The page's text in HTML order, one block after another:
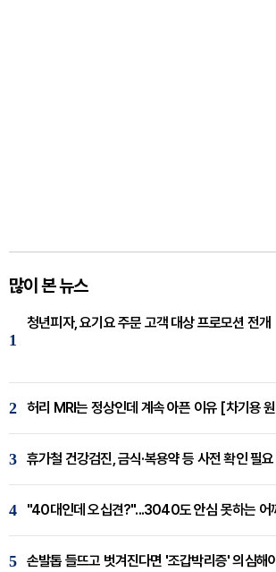
많이 본 뉴스
1
청년피자, 요기요 주문 고객 대상 프로모션 전개
2 허리 MRI는 정상인데 계속 아픈 이유 [차기용
3 휴가철 건강검진, 금식·복용약 등 사전 확인 필
4 "40대인데 오십견?"...3040도 안심 못하는 어
5 손발톱 들뜨고 벗겨진다면 '조갑박리증' 의심해